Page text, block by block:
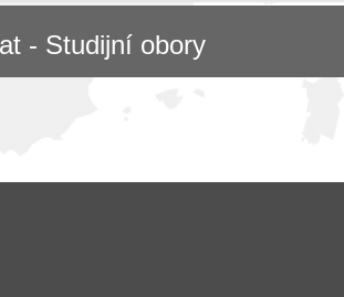
- Studijní obory